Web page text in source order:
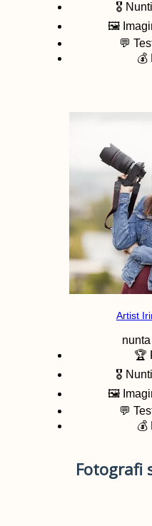
🎖️
🖼️
💬
💰
Artist
nunta
🏆
🎖️
🖼️
💬
💰
Fotografi